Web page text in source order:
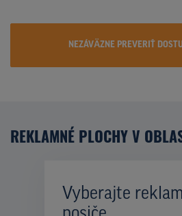
NEZÁVÄZNE PREVERIŤ
REKLAMNÉ PLOCHY V
Vyberajte